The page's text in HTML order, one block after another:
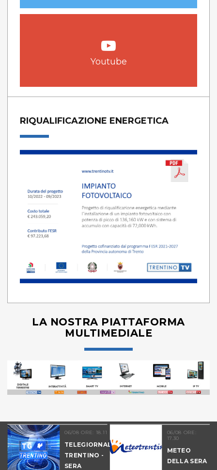
Youtube
RIQUALIFICAZIONE ENERGETICA
LA NOSTRA PIATTAFORMA
MULTIMEDIALE
06/08 ORE: 18.11
TELEGIORNALE
TRENTINO -
SERA
06/08 ORE:
17.30
METEO
DELLA SERA